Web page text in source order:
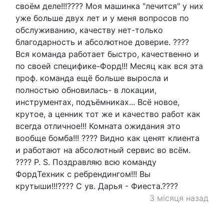
своём деле!!!???? Моя машинка "лечится" у них
уже больше двух лет и у меня вопросов по
обслуживанию, качеству нет-только
благодарность и абсолютное доверие. ????
Вся команда работает быстро, качественно и
по своей специфике-Форд!!! Месяц как вся эта
проф. команда ещё больше выросла и
полностью обновилась- в локации,
инструментах, подъёмниках... Всё новое,
крутое, а ценник тот же и качество работ как
всегда отличное!!! Комната ожидания это
вообще бомба!!! ???? Видно как ценят клиента
и работают на абсолютный сервис во всём.
???? P. S. Поздравляю всю команду
ФордТехник с ребрендингом!!! Вы
крутыши!!!???? С ув. Дарья - Фиеста.????
3 місяця назад